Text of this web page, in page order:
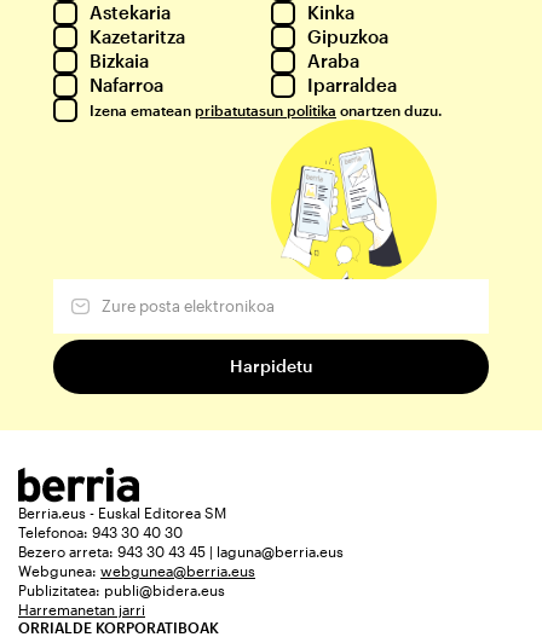
Astekaria
Kinka
Kazetaritza
Gipuzkoa
Bizkaia
Araba
Nafarroa
Iparraldea
Izena ematean pribatutasun politika onartzen duzu.
Berria.eus - Euskal Editorea SM
Telefonoa: 943 30 40 30
Bezero arreta: 943 30 43 45 | laguna@berria.eus
Webgunea: webgunea@berria.eus
Publizitatea: publi@bidera.eus
Harremanetan jarri
ORRIALDE KORPORATIBOAK